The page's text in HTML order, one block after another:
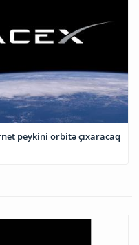
peykini orbitə çıxaracaq